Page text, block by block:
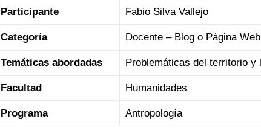
Participante Fabio Silva Vallejo
Categoría Docente – Blog o Página Web
Temáticas abordadas Problemáticas del territorio y
Facultad Humanidades
Programa Antropología